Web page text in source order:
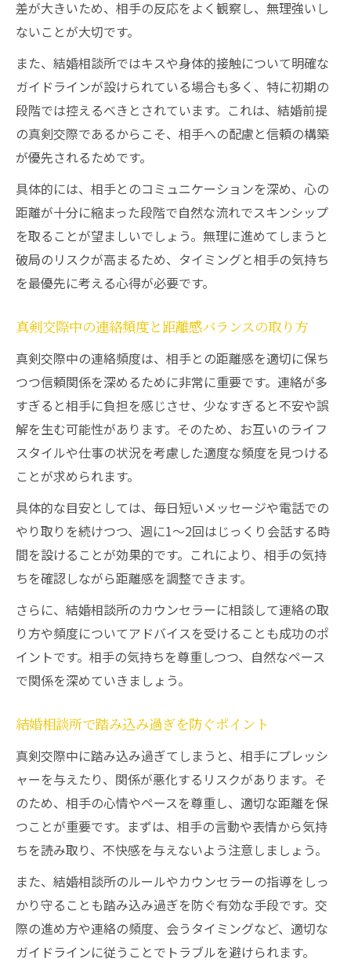
差が大きいため、相手の反応をよく観察し、無理強いし
ないことが大切です。
また、結婚相談所ではキスや身体的接触について明確な
ガイドラインが設けられている場合も多く、特に初期の
段階では控えるべきとされています。これは、結婚前提
の真剣交際であるからこそ、相手への配慮と信頼の構築
が優先されるためです。
具体的には、相手とのコミュニケーションを深め、心の
距離が十分に縮まった段階で自然な流れでスキンシップ
を取ることが望ましいでしょう。無理に進めてしまうと
破局のリスクが高まるため、タイミングと相手の気持ち
を最優先に考える心得が必要です。
真剣交際中の連絡頻度と距離感バランスの取り方
真剣交際中の連絡頻度は、相手との距離感を適切に保ち
つつ信頼関係を深めるために非常に重要です。連絡が多
すぎると相手に負担を感じさせ、少なすぎると不安や誤
解を生む可能性があります。そのため、お互いのライフ
スタイルや仕事の状況を考慮した適度な頻度を見つける
ことが求められます。
具体的な目安としては、毎日短いメッセージや電話での
やり取りを続けつつ、週に1～2回はじっくり会話する時
間を設けることが効果的です。これにより、相手の気持
ちを確認しながら距離感を調整できます。
さらに、結婚相談所のカウンセラーに相談して連絡の取
り方や頻度についてアドバイスを受けることも成功のポ
イントです。相手の気持ちを尊重しつつ、自然なペース
で関係を深めていきましょう。
結婚相談所で踏み込み過ぎを防ぐポイント
真剣交際中に踏み込み過ぎてしまうと、相手にプレッシ
ャーを与えたり、関係が悪化するリスクがあります。そ
のため、相手の心情やペースを尊重し、適切な距離を保
つことが重要です。まずは、相手の言動や表情から気持
ちを読み取り、不快感を与えないよう注意しましょう。
また、結婚相談所のルールやカウンセラーの指導をしっ
かり守ることも踏み込み過ぎを防ぐ有効な手段です。交
際の進め方や連絡の頻度、会うタイミングなど、適切な
ガイドラインに従うことでトラブルを避けられます。